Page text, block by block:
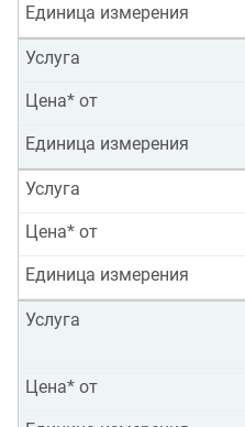
Единица измерения
Услуга
Цена* от
Единица измерения
Услуга
Цена* от
Единица измерения
Услуга
Цена* от